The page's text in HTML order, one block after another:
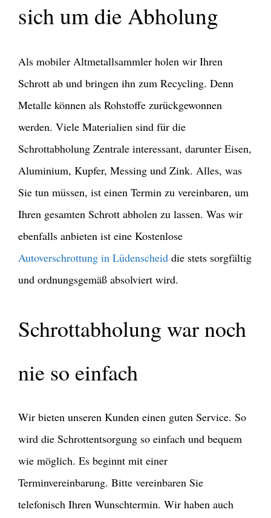
sich um die Abholung
Als mobiler Altmetallsammler holen wir Ihren
Schrott ab und bringen ihn zum Recycling. Denn
Metalle können als Rohstoffe zurückgewonnen
werden. Viele Materialien sind für die
Schrottabholung Zentrale interessant, darunter Eisen,
Aluminium, Kupfer, Messing und Zink. Alles, was
Sie tun müssen, ist einen Termin zu vereinbaren, um
Ihren gesamten Schrott abholen zu lassen. Was wir
ebenfalls anbieten ist eine Kostenlose
Autoverschrottung in Lüdenscheid die stets sorgfältig
und ordnungsgemäß absolviert wird.
Schrottabholung war noch
nie so einfach
Wir bieten unseren Kunden einen guten Service. So
wird die Schrottentsorgung so einfach und bequem
wie möglich. Es beginnt mit einer
Terminvereinbarung. Bitte vereinbaren Sie
telefonisch Ihren Wunschtermin. Wir haben auch